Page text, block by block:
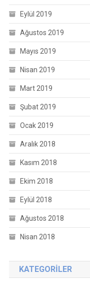
Eylül 2019
Ağustos 2019
Mayıs 2019
Nisan 2019
Mart 2019
Şubat 2019
Ocak 2019
Aralık 2018
Kasım 2018
Ekim 2018
Eylül 2018
Ağustos 2018
Nisan 2018
KATEGORILER